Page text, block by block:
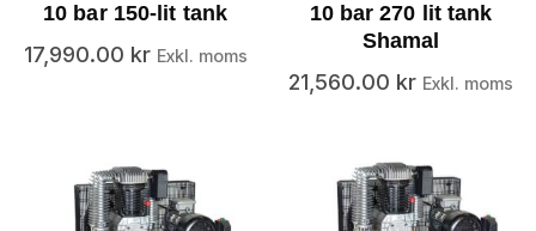
10 bar 150-lit tank
17,990.00 kr Exkl. moms
10 bar 270 lit tank
Shamal
21,560.00 kr Exkl. moms